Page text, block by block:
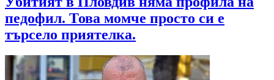
педофил. Това момче просто си е
търсело приятелка.